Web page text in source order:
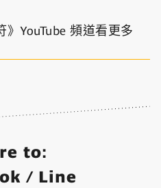
YouTube 頻道看更多
to:
/ Line